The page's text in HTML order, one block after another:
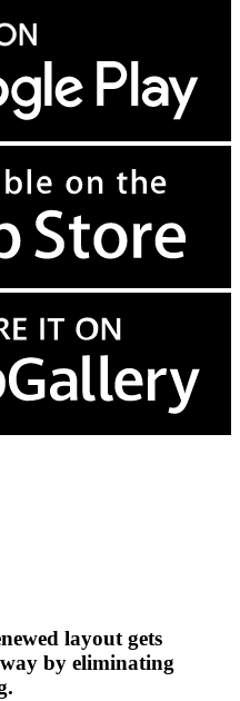
layout gets
by eliminating